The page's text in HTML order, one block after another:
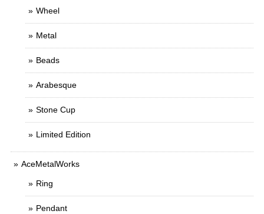
Wheel
Metal
Beads
Arabesque
Stone Cup
Limited Edition
AceMetalWorks
Ring
Pendant